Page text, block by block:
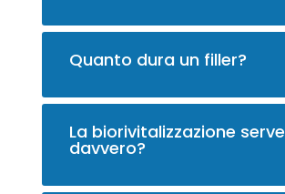
Quanto dura un filler?
La biorivitalizzazione serve
davvero?